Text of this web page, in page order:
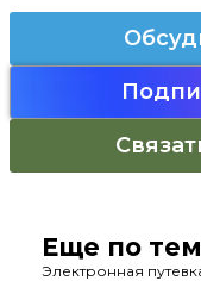
Еще по
Электронная